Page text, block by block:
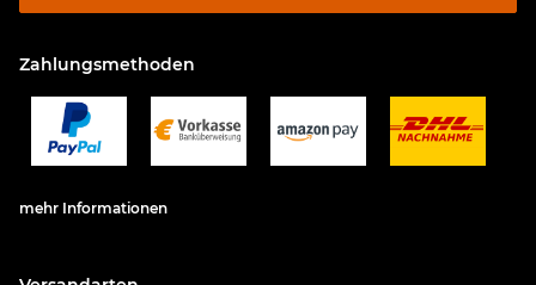
Zahlungsmethoden
mehr Informationen